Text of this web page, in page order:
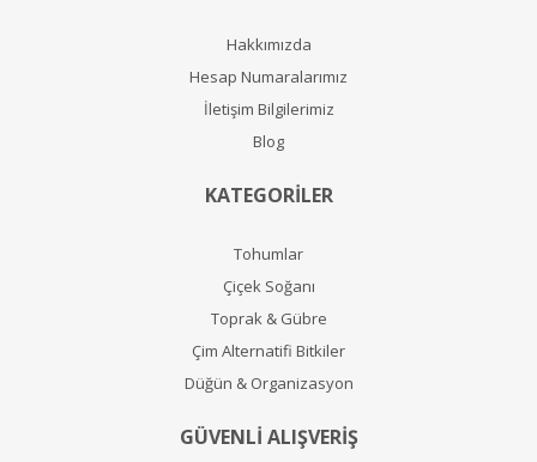
Hakkımızda
Hesap Numaralarımız
İletişim Bilgilerimiz
Blog
KATEGORİLER
Tohumlar
Çiçek Soğanı
Toprak & Gübre
Çim Alternatifi Bitkiler
Düğün & Organizasyon
GÜVENLİ ALIŞVERİŞ